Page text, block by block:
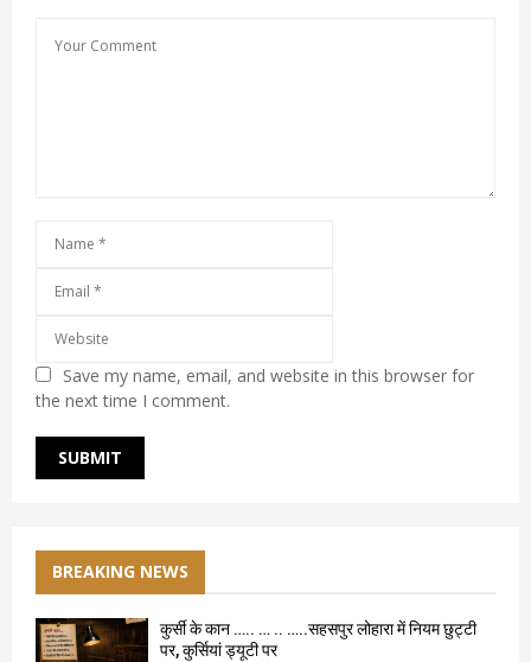
Save my name, email, and website in this browser for
the next time I comment.
BREAKING NEWS
कुर्सी के कान ….. … .. …..सहसपुर लोहारा में नियम छुट्टी
पर, कुर्सियां ड्यूटी पर